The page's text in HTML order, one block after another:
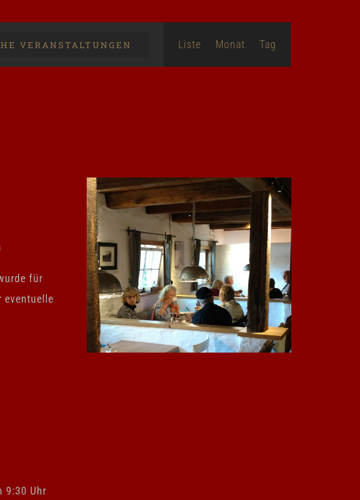
VERANSTALTUNGEN
Ansichten-
Navigation
Liste Monat Tag
für
eventuelle
9:30 Uhr